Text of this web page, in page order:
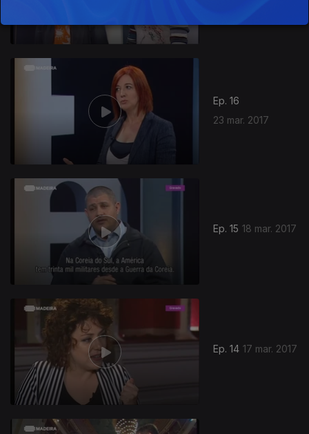
Ep. 16
23 mar. 2017
Ep. 15 18 mar. 2017
Ep. 14 17 mar. 2017